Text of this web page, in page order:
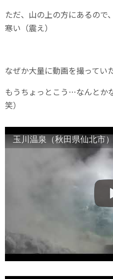
ただ、山の上の方にあるので
寒い（震え）
なぜか大量に動画を撮ってい
もうちょっとこう…なんとか
笑）
玉川温泉（秋田県仙北市